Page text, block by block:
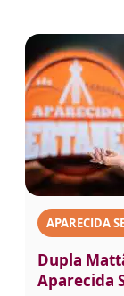
APARECIDA
Dupla
Aparecida